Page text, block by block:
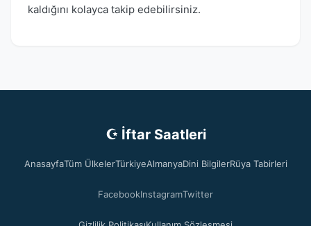
kaldığını kolayca takip edebilirsiniz.
☪ İftar Saatleri
AnasayfaTüm ÜlkelerTürkiyeAlmanyaDini BilgilerRüya Tabirleri
FacebookInstagramTwitter